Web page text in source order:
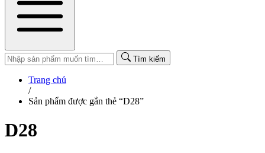
Tìm kiếm
Trang chủ
/
Sản phẩm được gắn thẻ “D28”
D28